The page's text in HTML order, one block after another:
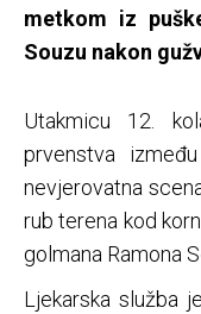
metkom iz
Souzu nakon
Utakmicu 12.
prvenstva
nevjerovatna
rub terena kod
golmana Ramona
Ljekarska služba